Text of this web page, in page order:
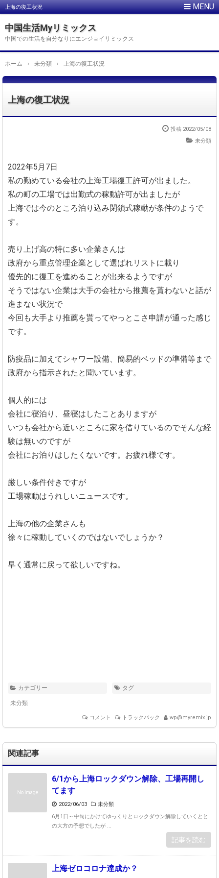
上海の復工状況
中国生活Myリミックス
中国での生活を自分なりにエンジョイリミックス
ホーム › 未分類 › 上海の復工状況
上海の復工状況
投稿 2022/05/08
未分類
2022年5月7日
私の勤めている会社の上海工場復工許可が出ました。
私の町の工場では出勤式の稼動許可が出ましたが
上海では今のところ泊り込み閉鎖式稼動が条件のようで
す。
売り上げ高の特に多い企業さんは
政府から重点管理企業として選ばれリストに載り
優先的に復工を進めることが出来るようですが
そうではない企業は大手の会社から推薦を貰わないと話が
進まない状況で
今回も大手より推薦を貰ってやっとこさ申請が通った感じ
です。
防疫品に加えてシャワー設備、簡易的ベッドの準備等まで
政府から指示されたと聞いています。
個人的には
会社に寝泊り、昼寝はしたことありますが
いつも会社から近いところに家を借りているのでそんな経
験は無いのですが
会社にお泊りはしたくないです。お疲れ様です。
厳しい条件付きですが
工場稼動はうれしいニュースです。
上海の他の企業さんも
徐々に稼動していくのではないでしょうか？
早く通常に戻って欲しいですね。
カテゴリー
未分類
タグ
コメント トラックバック wp@myremix.jp
関連記事
No Image
6/1から上海ロックダウン解除、工場再開し
てます
2022/06/03
未分類
6月1日～中旬にかけてゆっくりとロックダウン解除していくとと
の大方の予想でしたが ...
記事を読む
上海ゼロコロナ達成か？